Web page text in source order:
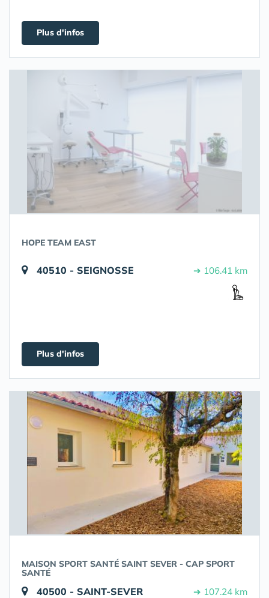
Plus d'infos
HOPE TEAM EAST
40510 - SEIGNOSSE ➔ 106.41 km
Plus d'infos
MAISON SPORT SANTÉ SAINT SEVER - CAP SPORT
SANTÉ
40500 - SAINT-SEVER ➔ 107.24 km